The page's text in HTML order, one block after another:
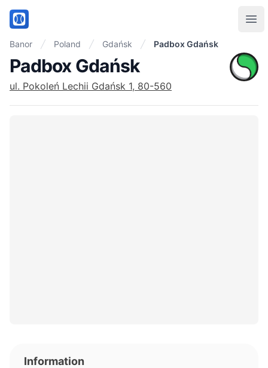
PadelMix
Banor Poland Gdańsk Padbox Gdańsk
Padbox Gdańsk
ul. Pokoleń Lechii Gdańsk 1, 80-560
Information